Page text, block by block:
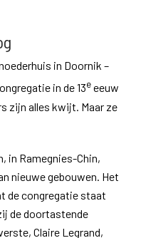
in Doornik –
in de 13eeeuw
zijn alles kwijt. Maar ze
in Ramegnies-Chin,
nieuwe gebouwen. Het
de congregatie staat
de doortastende
Claire Legrand,